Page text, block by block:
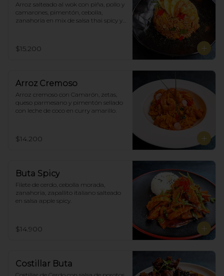
Arroz salteado al wok con piña, pollo y
camarones, pimentón, cebolla,
zanahoria en mix de salsa thai spicy y
$15.200
Arroz Cremoso
Arroz cremoso con Camarón, zetas,
queso parmesano y pimentón sellado
con leche de coco en curry amarillo.
$14.200
Buta Spicy
Filete de cerdo, cebolla morada,
zanahoria, zapallito italiano salteado
en salsa apple spicy.
$14.900
Costillar Buta